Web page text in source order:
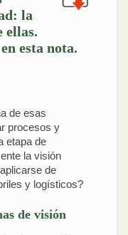
la
ellas.
esta nota.
de esas
procesos y
etapa de
la visión
de
y logísticos?
de visión